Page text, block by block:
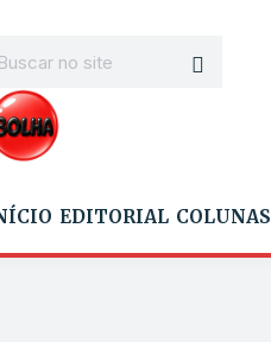
EDITORIAL COLUNAS